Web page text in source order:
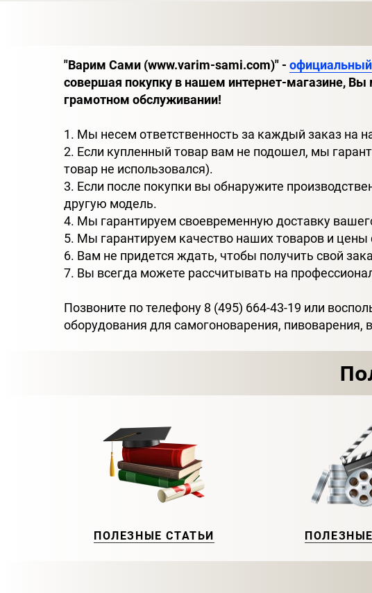
"Варим Сами (www.varim-sami.com)" - официальный
совершая покупку в нашем интернет-магазине,
грамотном обслуживании!
1. Мы несем ответственность за каждый заказ на
2. Если купленный товар вам не подошел, мы
товар не использовался).
3. Если после покупки вы обнаружите
другую модель.
4. Мы гарантируем своевременную доставку
5. Мы гарантируем качество наших товаров и цены
6. Вам не придется ждать, чтобы получить свой
7. Вы всегда можете рассчитывать на
Позвоните по телефону 8 (495) 664-43-19 или
оборудования для самогоноварения, пивоварения,
ПОЛЕЗНЫЕ СТАТЬИ